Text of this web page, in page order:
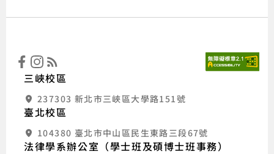
三峽校區
237303 新北市三峽區大學路151號
臺北校區
104380 臺北市中山區民生東路三段67號
法律學系辦公室（學士班及碩博士班事務）